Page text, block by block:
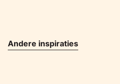
Andere inspiraties